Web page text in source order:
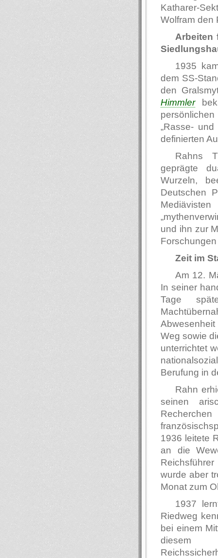
Katharer-
Wolfram den
Arbeiten
1935
dem SS-
den
Himmler
„Rasse-
definierten
Rahns
geprägte
Wurzeln,
Deutschen
und ihn zur
Zeit im
Am 12.
In seiner
Tage
Weg sowie
unterrichtet
Berufung in
Rahn
seinen
1936 leitete
an die
wurde aber
Monat zum
1937
Riedweg
bei einem
diesem